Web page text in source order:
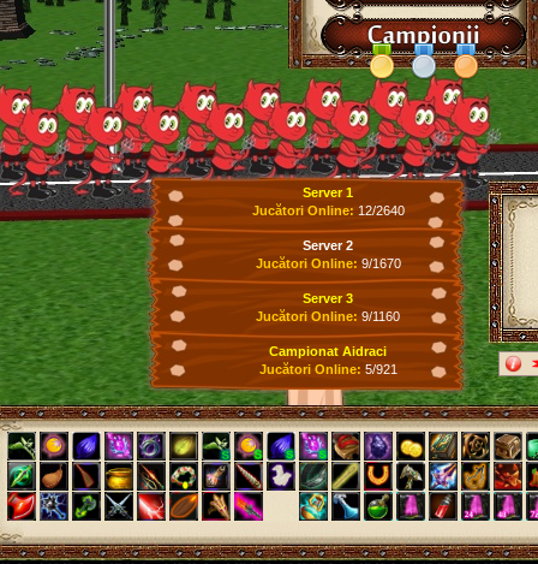
Server 1
Jucători Online: 12/2640
Server 2
Jucători Online: 9/1670
Server 3
Jucători Online: 9/1160
Campionat Aidraci
Jucători Online: 5/921